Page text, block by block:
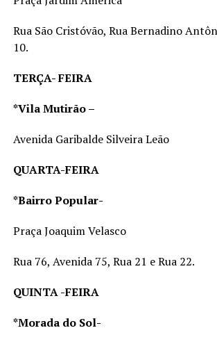
Rua São Cristóvão, Rua Bernadino
10.
TERÇA- FEIRA
*Vila Mutirão –
Avenida Garibalde Silveira Leão
QUARTA-FEIRA
*Bairro Popular-
Praça Joaquim Velasco
Rua 76, Avenida 75, Rua 21 e Rua 22.
QUINTA -FEIRA
*Morada do Sol-